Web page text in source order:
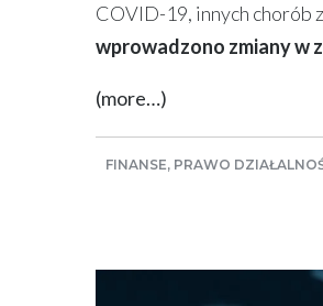
COVID-19, innych chorób
wprowadzono zmiany w
(more…)
FINANSE, PRAWO